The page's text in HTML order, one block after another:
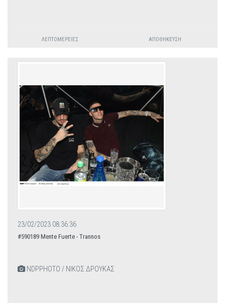
ΛΕΠΤΟΜΈΡΕΙΕΣ ΑΠΟΘΉΚΕΥΣΗ
23/02/2023 08:36:36
#590189 Mente Fuerte - Trannos
NDPPHOTO / ΝΙΚΟΣ ΔΡΟΥΚΑΣ